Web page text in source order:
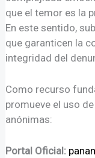
que el temor es la
En este sentido,
que garanticen la
integridad del
Como recurso
promueve el uso
anónimas:
Portal Oficial: